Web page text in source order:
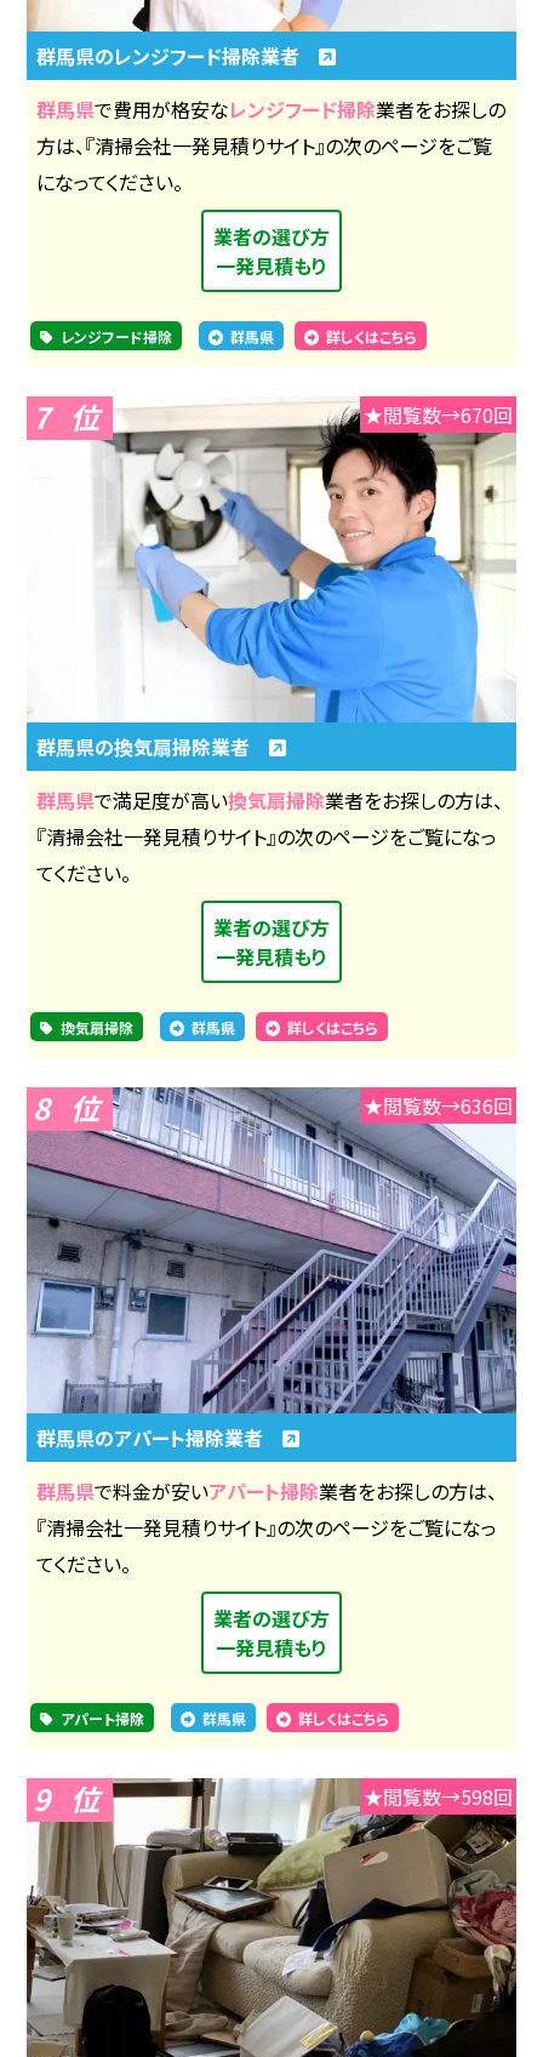
群馬県のレンジフード掃除業者
群馬県で費用が格安なレンジフード掃除業者をお探しの
方は、『清掃会社一発見積りサイト』の次のページをご覧
になってください。
業者の選び方
一発見積もり
レンジフード掃除 群馬県 詳しくはこちら
7 ★閲覧数→670回
群馬県の換気扇掃除業者
群馬県で満足度が高い換気扇掃除業者をお探しの方は、
『清掃会社一発見積りサイト』の次のページをご覧になっ
てください。
業者の選び方
一発見積もり
換気扇掃除 群馬県 詳しくはこちら
8 ★閲覧数→636回
群馬県のアパート掃除業者
群馬県で料金が安いアパート掃除業者をお探しの方は、
『清掃会社一発見積りサイト』の次のページをご覧になっ
てください。
業者の選び方
一発見積もり
アパート掃除 群馬県 詳しくはこちら
9 ★閲覧数→598回